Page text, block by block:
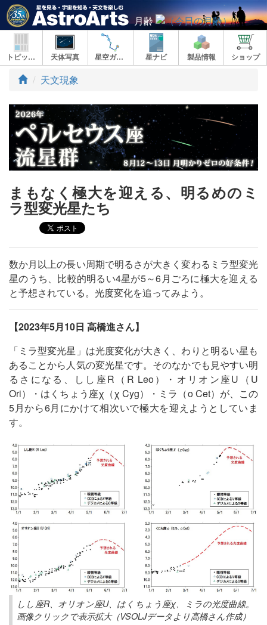
月齢
トピックス 天体写真 星空ガイド 星ナビ 製品情報 ショップ
ト
プ
天文現象
まもなく極大を迎える、明るめのミ
ラ型変光星たち
数か月以上の長い周期で明るさが大きく変わるミラ型変光
星のうち、比較的明るい4星が5～6月ごろに極大を迎える
と予想されている。光度変化を追ってみよう。
【2023年5月10日 高橋進さん】
「ミラ型変光星」は光度変化が大きく、わりと明るい星も
あることから人気の変光星です。そのなかでも見やすい明
るさになる、しし座R（R Leo）・オリオン座U（U
Ori）・はくちょう座χ（χ Cyg）・ミラ（ο Cet）が、この
5月から6月にかけて相次いで極大を迎えようとしていま
す。
しし座R、オリオン座U、はくちょう座χ、ミラの光度曲線。
画像クリックで表示拡大（VSOLJデータより高橋さん作成）